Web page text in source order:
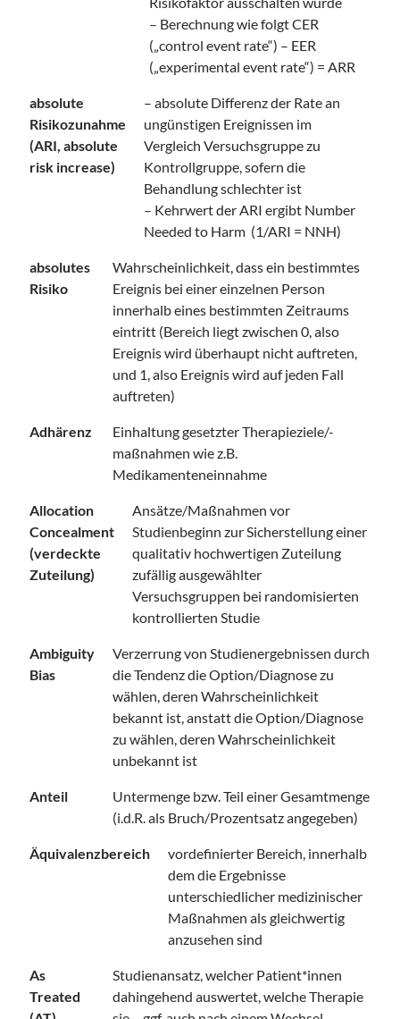
– Berechnung wie folgt CER
(„control event rate“) – EER
(„experimental event rate“) = ARR
absolute
Risikozunahme
(ARI, absolute
risk increase)
– absolute Differenz der Rate an
ungünstigen Ereignissen im
Vergleich Versuchsgruppe zu
Kontrollgruppe, sofern die
Behandlung schlechter ist
– Kehrwert der ARI ergibt Number
Needed to Harm (1/ARI = NNH)
absolutes
Risiko
Wahrscheinlichkeit, dass ein bestimmtes
Ereignis bei einer einzelnen Person
innerhalb eines bestimmten Zeitraums
eintritt (Bereich liegt zwischen 0, also
Ereignis wird überhaupt nicht auftreten,
und 1, also Ereignis wird auf jeden Fall
auftreten)
Adhärenz
Einhaltung gesetzter Therapieziele/-
maßnahmen wie z.B.
Medikamenteneinnahme
Allocation
Concealment
(verdeckte
Zuteilung)
Ansätze/Maßnahmen vor
Studienbeginn zur Sicherstellung einer
qualitativ hochwertigen Zuteilung
zufällig ausgewählter
Versuchsgruppen bei randomisierten
kontrollierten Studie
Ambiguity
Bias
Verzerrung von Studienergebnissen durch
die Tendenz die Option/Diagnose zu
wählen, deren Wahrscheinlichkeit
bekannt ist, anstatt die Option/Diagnose
zu wählen, deren Wahrscheinlichkeit
unbekannt ist
Anteil
Untermenge bzw. Teil einer Gesamtmenge
(i.d.R. als Bruch/Prozentsatz angegeben)
Äquivalenzbereich
vordefinierter Bereich, innerhalb
dem die Ergebnisse
unterschiedlicher medizinischer
Maßnahmen als gleichwertig
anzusehen sind
As
Treated
Studienansatz, welcher Patient*innen
dahingehend auswertet, welche Therapie